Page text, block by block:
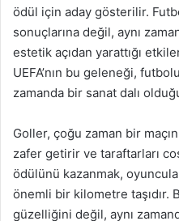
ödül için aday gösterilir.
sonuçlarına değil, aynı
estetik açıdan yarattığı
UEFA’nın bu geleneği,
zamanda bir sanat dalı
Goller, çoğu zaman bir
zafer getirir ve taraftarları
ödülünü kazanmak,
önemli bir kilometre taşıdır.
güzelliğini değil, aynı